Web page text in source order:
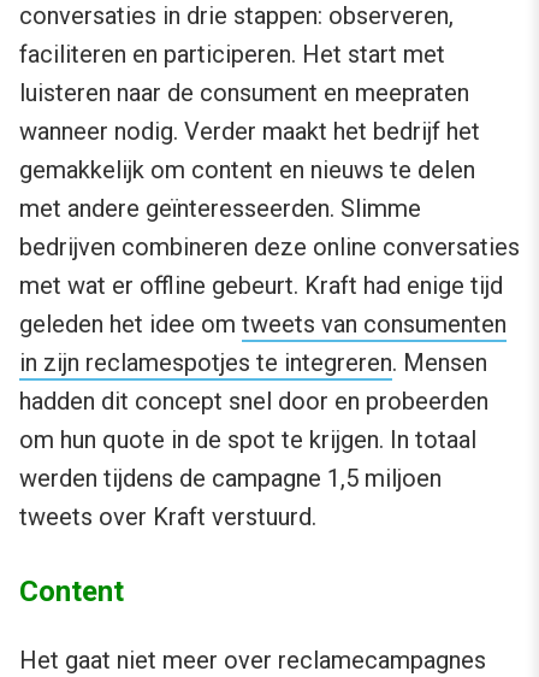
conversaties in drie stappen: observeren,
faciliteren en participeren. Het start met
luisteren naar de consument en meepraten
wanneer nodig. Verder maakt het bedrijf het
gemakkelijk om content en nieuws te delen
met andere geïnteresseerden. Slimme
bedrijven combineren deze online conversaties
met wat er offline gebeurt. Kraft had enige tijd
geleden het idee om tweets van consumenten
in zijn reclamespotjes te integreren. Mensen
hadden dit concept snel door en probeerden
om hun quote in de spot te krijgen. In totaal
werden tijdens de campagne 1,5 miljoen
tweets over Kraft verstuurd.
Content
Het gaat niet meer over reclamecampagnes